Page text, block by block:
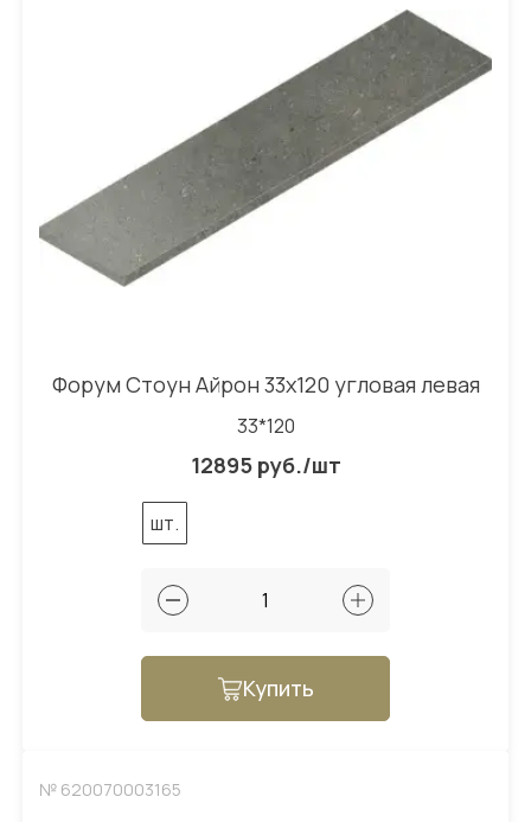
Форум Стоун Айрон 33x120 угловая левая
33*120
12895 руб./шт
шт.
Купить
№ 620070003165